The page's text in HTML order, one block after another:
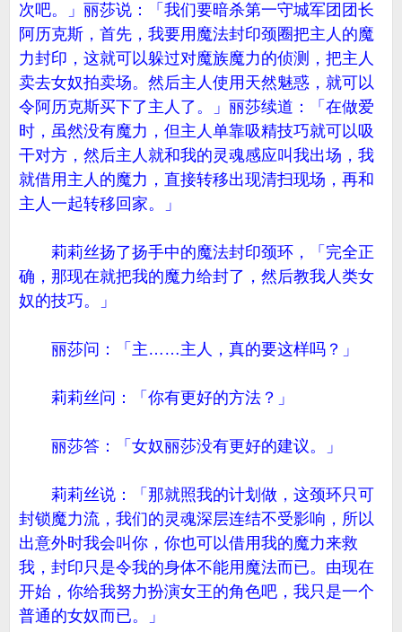
次吧。」丽莎说：「我们要暗杀第一守城军团团长
阿历克斯，首先，我要用魔法封印颈圈把主人的魔
力封印，这就可以躲过对魔族魔力的侦测，把主人
卖去女奴拍卖场。然后主人使用天然魅惑，就可以
令阿历克斯买下了主人了。」丽莎续道：「在做爱
时，虽然没有魔力，但主人单靠吸精技巧就可以吸
干对方，然后主人就和我的灵魂感应叫我出场，我
就借用主人的魔力，直接转移出现清扫现场，再和
主人一起转移回家。」
莉莉丝扬了扬手中的魔法封印颈环，「完全正
确，那现在就把我的魔力给封了，然后教我人类女
奴的技巧。」
丽莎问：「主……主人，真的要这样吗？」
莉莉丝问：「你有更好的方法？」
丽莎答：「女奴丽莎没有更好的建议。」
莉莉丝说：「那就照我的计划做，这颈环只可
封锁魔力流，我们的灵魂深层连结不受影响，所以
出意外时我会叫你，你也可以借用我的魔力来救
我，封印只是令我的身体不能用魔法而已。由现在
开始，你给我努力扮演女王的角色吧，我只是一个
普通的女奴而已。」